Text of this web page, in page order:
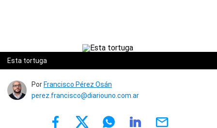
Esta tortuga
Por Francisco Pérez Osán
perez.francisco@diariouno.com.ar